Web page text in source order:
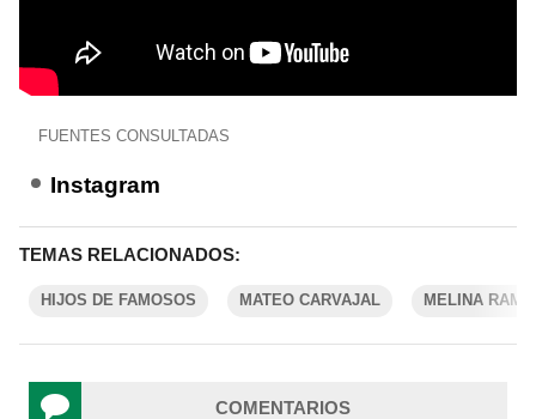
FUENTES CONSULTADAS
Instagram
TEMAS RELACIONADOS:
HIJOS DE FAMOSOS MATEO CARVAJAL MELINA
COMENTARIOS